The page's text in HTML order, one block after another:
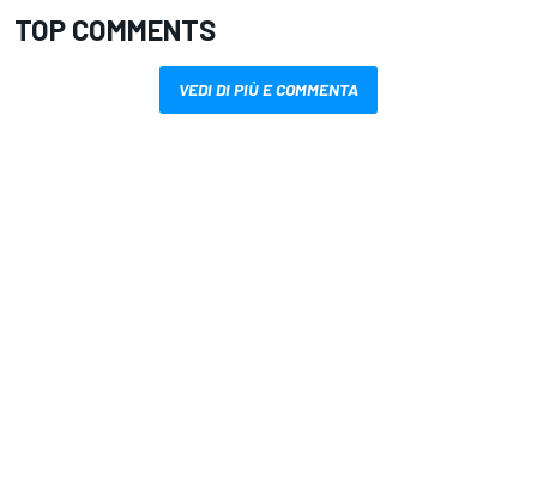
TOP COMMENTS
VEDI DI PIÙ E COMMENTA